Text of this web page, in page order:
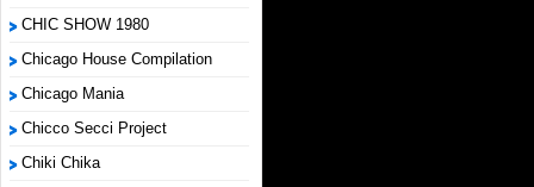
CHIC SHOW 1980
Chicago House Compilation
Chicago Mania
Chicco Secci Project
Chiki Chika